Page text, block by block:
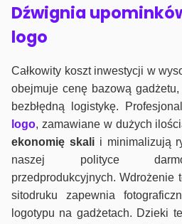
Dźwignia
logo
Całkowity koszt inwestycji w
obejmuje cenę bazową
bezbłędną logistykę.
logo, zamawiane w dużych
ekonomię skalii minimalizują
naszej polityce
przedprodukcyjnych. Wdrożenie
sitodruku zapewnia
logotypu na gadżetach. Dzieki